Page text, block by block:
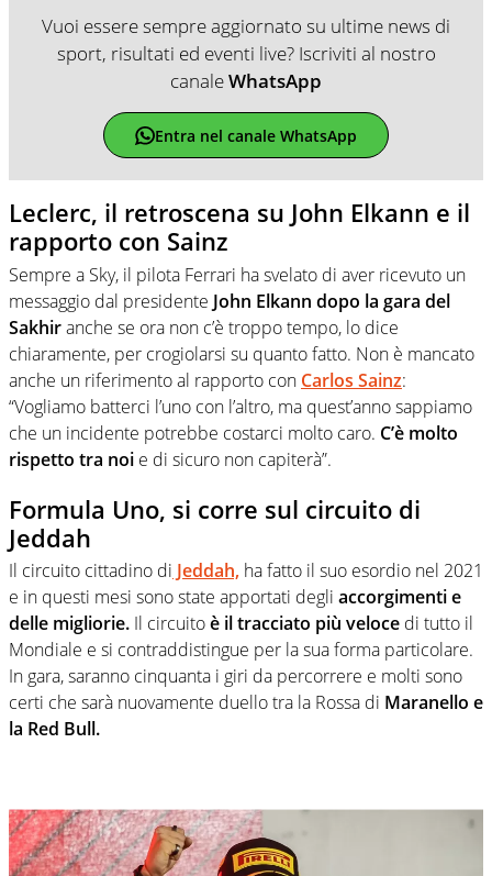
Vuoi essere sempre aggiornato su ultime news di
sport, risultati ed eventi live? Iscriviti al nostro
canaleWhatsApp
Entra nel canale WhatsApp
Leclerc, il retroscena su John Elkann e il
rapporto con Sainz
Sempre a Sky, il pilota Ferrari ha svelato di aver ricevuto un
messaggio dal presidente John Elkann dopo la gara del
Sakhiranche se ora non c’è troppo tempo, lo dice
chiaramente, per crogiolarsi su quanto fatto. Non è mancato
anche un riferimento al rapporto con Carlos Sainz:
“Vogliamo batterci l’uno con l’altro, ma quest’anno sappiamo
che un incidente potrebbe costarci molto caro. C’è molto
rispetto tra noi e di sicuro non capiterà”.
Formula Uno, si corre sul circuito di
Jeddah
Il circuito cittadino di Jeddah, ha fatto il suo esordio nel 2021
e in questi mesi sono state apportati degli accorgimenti e
delle migliorie. Il circuitoè il tracciato più veloce di tutto il
Mondiale e si contraddistingue per la sua forma particolare.
In gara, saranno cinquanta i giri da percorrere e molti sono
certi che sarà nuovamente duello tra la Rossa di Maranello e
la Red Bull.